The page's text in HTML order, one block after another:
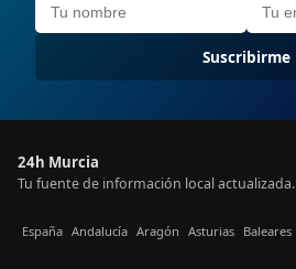
Suscribirme
24h Murcia
Tu fuente de información local actualizada.
España Andalucía Aragón Asturias Baleares